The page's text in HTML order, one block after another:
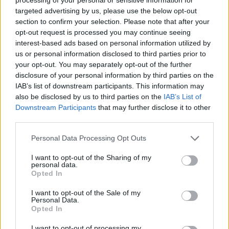
targeted advertising by us, please use the below opt-out
section to confirm your selection. Please note that after your
opt-out request is processed you may continue seeing
interest-based ads based on personal information utilized by
us or personal information disclosed to third parties prior to
your opt-out. You may separately opt-out of the further
disclosure of your personal information by third parties on the
IAB’s list of downstream participants. This information may
also be disclosed by us to third parties on the IAB’s List of
Downstream Participants that may further disclose it to other
Personal Data Processing Opt Outs
I want to opt-out of the Sharing of my
personal data.
Opted In
I want to opt-out of the Sale of my
Personal Data.
Opted In
Préparer des recettes de pains ou de muffins à
base d’avoine pour des encas sains.
Consommer une portion d’avoine au moins 3 fois
par semaine pour bénéficier de ses effets
hypocholestérolémiants.
Il est aussi conseillé d’adopter une alimentation
équilibrée en limitant la consommation de graisses
saturées, en augmentant la consommation de fruits,
légumes, poissons gras et en pratiquant une activité
physique régulière pour maximiser les bénéfices sur
Précautions et recommandations
Malgré ses nombreux avantages, il est important de
consommer l’avoine dans le cadre d’une alimentation